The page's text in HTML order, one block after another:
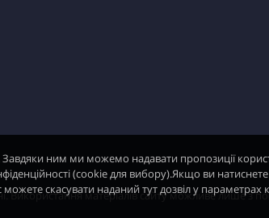
Використання матеріалів сайту можливе лише з
Завдяки ним ми можемо надавати пропозиції
(cookie для вибору).Якщо ви
скасувати наданий тут дозвіл у параметрах